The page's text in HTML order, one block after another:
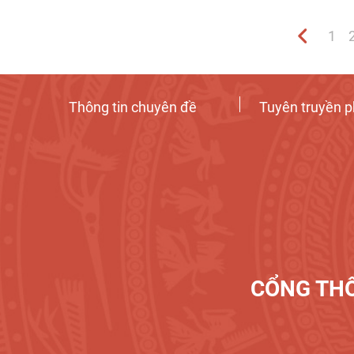
1
CỔNG
Thông tin chuyên đề Tuyên truyền